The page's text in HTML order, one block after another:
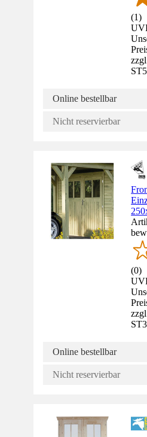
(1)
ST
Online bestellbar
Nicht reservierbar
(0)
ST
Online bestellbar
Nicht reservierbar